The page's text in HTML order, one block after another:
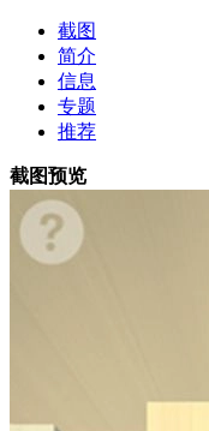
截图
简介
信息
专题
推荐
截图预览